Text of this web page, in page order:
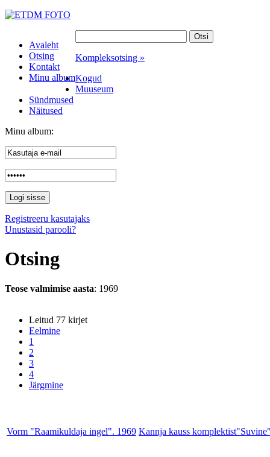
Avaleht
Otsing
Kontakt
Minu album
Kompleksotsing »
Kogud
Muuseum
Sündmused
Näitused
Minu album:
Registreeru kasutajaks
Unustasid parooli?
Otsing
Teose valmimise aasta: 1969
Leitud 77 kirjet
Eelmine
1
2
3
4
Järgmine
Vorm "Raamikuldaja ingel". 1969 Kannja kauss